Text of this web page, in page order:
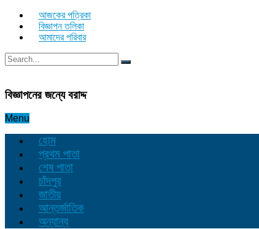
আজকের পত্রিকা
বিজ্ঞাপন তলিকা
আমাদের পরিবার
বিজ্ঞাপনের জন্যে বরাদ্দ
Menu
হোম
প্রথম পাতা
শেষ পাতা
চাঁদপুর
জাতীয়
আন্তর্জাতিক
অন্যান্য